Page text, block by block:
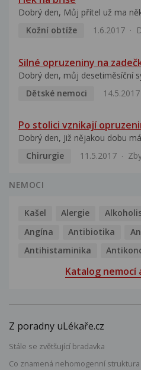
Dobrý den, Můj přítel už ma
Kožní obtíže
1.6.2017
Silné opruzeniny na
Dobrý den, můj desetiměsíční
Dětské nemoci
14.5.2017
Po stolici vznikají
Dobrý den, Již nějakou dobu
Chirurgie
11.5.2017
NEMOCI
Kašel Alergie
Angína
Antibiotika
Antihistaminika
Katalog nemocí
Z poradny uLékaře.cz
Stále se zvětšující bradavka
Co znamená nehomogenní